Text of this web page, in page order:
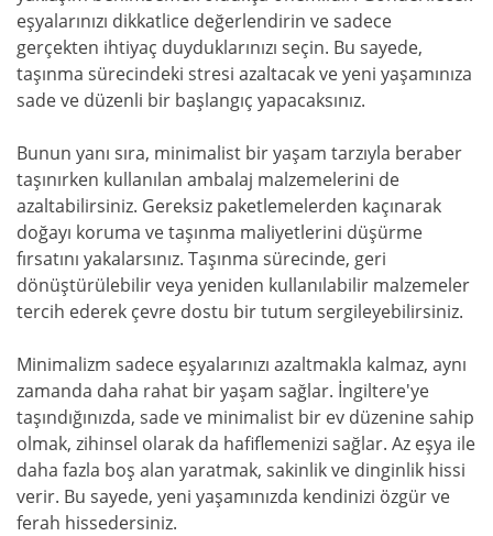
eşyalarınızı dikkatlice değerlendirin ve sadece
gerçekten ihtiyaç duyduklarınızı seçin. Bu sayede,
taşınma sürecindeki stresi azaltacak ve yeni yaşamınıza
sade ve düzenli bir başlangıç yapacaksınız.
Bunun yanı sıra, minimalist bir yaşam tarzıyla beraber
taşınırken kullanılan ambalaj malzemelerini de
azaltabilirsiniz. Gereksiz paketlemelerden kaçınarak
doğayı koruma ve taşınma maliyetlerini düşürme
fırsatını yakalarsınız. Taşınma sürecinde, geri
dönüştürülebilir veya yeniden kullanılabilir malzemeler
tercih ederek çevre dostu bir tutum sergileyebilirsiniz.
Minimalizm sadece eşyalarınızı azaltmakla kalmaz, aynı
zamanda daha rahat bir yaşam sağlar. İngiltere'ye
taşındığınızda, sade ve minimalist bir ev düzenine sahip
olmak, zihinsel olarak da hafiflemenizi sağlar. Az eşya ile
daha fazla boş alan yaratmak, sakinlik ve dinginlik hissi
verir. Bu sayede, yeni yaşamınızda kendinizi özgür ve
ferah hissedersiniz.